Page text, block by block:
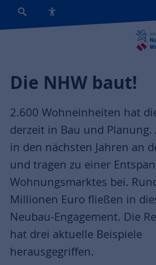
Die NHW baut!
2.600 Wohneinheiten hat
derzeit in Bau und Planung.
in den nächsten Jahren an
und tragen zu einer
Wohnungsmarktes bei.
Millionen Euro fließen in
Neubau-Engagement. Die
hat drei aktuelle Beispiele
herausgegriffen.